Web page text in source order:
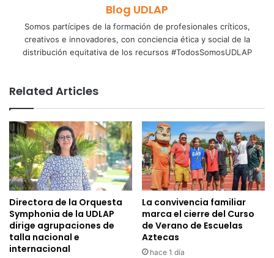
Blog UDLAP
Somos partícipes de la formación de profesionales críticos,
creativos e innovadores, con conciencia ética y social de la
distribución equitativa de los recursos #TodosSomosUDLAP
Related Articles
Directora de la Orquesta
Symphonia de la UDLAP
dirige agrupaciones de
talla nacional e
internacional
La convivencia familiar
marca el cierre del Curso
de Verano de Escuelas
Aztecas
hace 1 día